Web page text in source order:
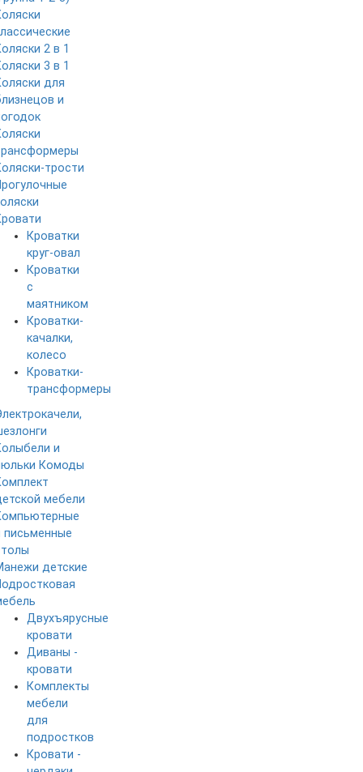
2 в 1
3 в 1
для
и
трости
Кроватки
круг-овал
Кроватки
с
маятником
Кроватки-
качалки,
колесо
Кроватки-
трансформеры
и
Комоды
мебели
письменные
детские
Двухъярусные
кровати
Диваны -
кровати
Комплекты
мебели
для
подростков
Кровати -